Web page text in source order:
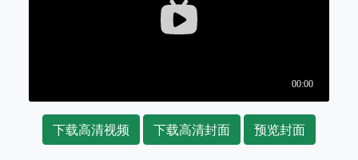
下载高清视频 下载高清封面 预览封面